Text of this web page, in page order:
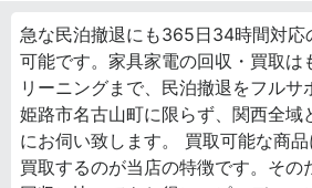
急な民泊撤退にも365日34時間対応
可能です。家具家電の回収・買取は
リーニングまで、民泊撤退をフルサ
姫路市名古山町に限らず、関西全域
にお伺い致します。 買取可能な商
買取するのが当店の特徴です。その